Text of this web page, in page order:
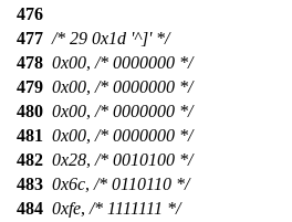
476
477 /* 29 0x1d '^]' */
478 0x00, /* 0000000 */
479 0x00, /* 0000000 */
480 0x00, /* 0000000 */
481 0x00, /* 0000000 */
482 0x28, /* 0010100 */
483 0x6c, /* 0110110 */
484 0xfe, /* 1111111 */